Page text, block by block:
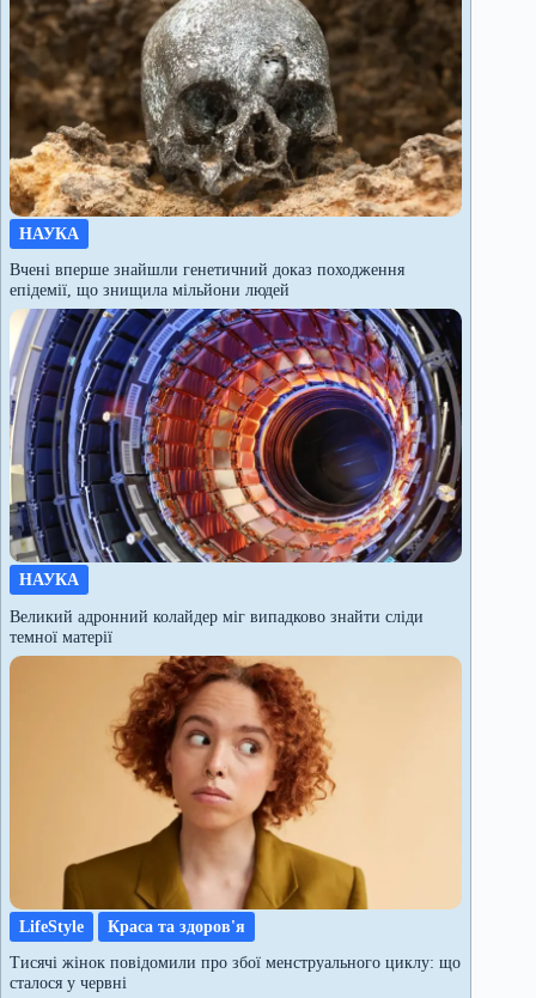
НАУКА
Вчені вперше знайшли генетичний доказ походження
епідемії, що знищила мільйони людей
НАУКА
Великий адронний колайдер міг випадково знайти сліди
темної матерії
LifeStyle
Краса та здоров'я
Тисячі жінок повідомили про збої менструального циклу: що
сталося у червні